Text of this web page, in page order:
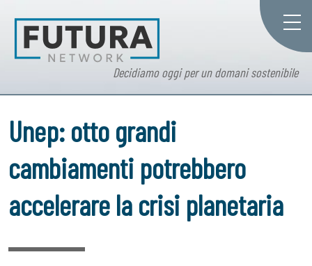
Decidiamo oggi per un domani sostenibile
Unep: otto grandi
cambiamenti potrebbero
accelerare la crisi planetaria